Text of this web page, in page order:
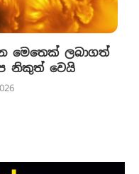
මෙතෙක් ලබාගත්
නිකුත් වෙයි